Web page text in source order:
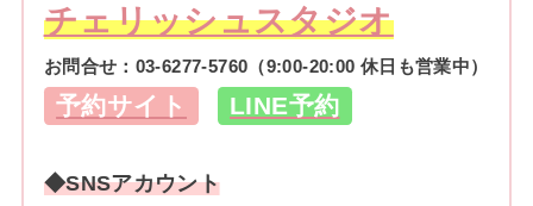
チェリッシュスタジオ
お問合せ： 03-6277-5760 （9:00-20:00 休日も営業中）
予約サイト LINE予約
◆SNSアカウント